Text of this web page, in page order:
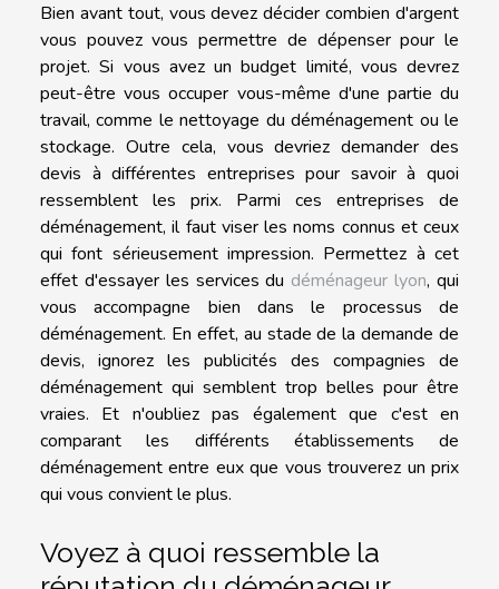
Bien avant tout, vous devez décider combien d'argent
vous pouvez vous permettre de dépenser pour le
projet. Si vous avez un budget limité, vous devrez
peut-être vous occuper vous-même d'une partie du
travail, comme le nettoyage du déménagement ou le
stockage. Outre cela, vous devriez demander des
devis à différentes entreprises pour savoir à quoi
ressemblent les prix. Parmi ces entreprises de
déménagement, il faut viser les noms connus et ceux
qui font sérieusement impression. Permettez à cet
effet d'essayer les services du déménageur lyon, qui
vous accompagne bien dans le processus de
déménagement. En effet, au stade de la demande de
devis, ignorez les publicités des compagnies de
déménagement qui semblent trop belles pour être
vraies. Et n'oubliez pas également que c'est en
comparant les différents établissements de
déménagement entre eux que vous trouverez un prix
qui vous convient le plus.
Voyez à quoi ressemble la